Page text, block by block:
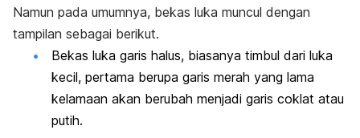
Namun pada umumnya, bekas luka muncul dengan
tampilan sebagai berikut.
Bekas luka garis halus, biasanya timbul dari luka
kecil, pertama berupa garis merah yang lama
kelamaan akan berubah menjadi garis coklat atau
putih.